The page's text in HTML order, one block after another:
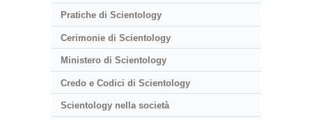
Pratiche di Scientology
Cerimonie di Scientology
Ministero di Scientology
Credo e Codici di Scientology
Scientology nella società